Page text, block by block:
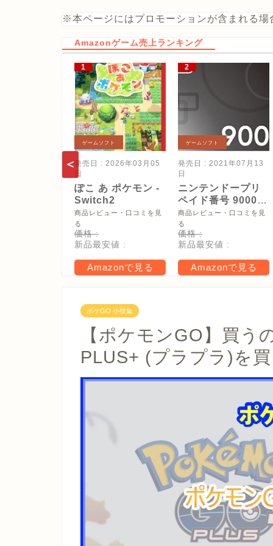
※本ページにはプロモーションが含まれる場
Amazonゲーム売上ランキング
ゲームソフト
発売日 : 2026年03月05
日
ぽこ あ ポケモン -
Switch2
商品レビュー・口コミを見
る
価格 :
新品最安値 :
Amazonで見る
ゲームソフト
発売日 : 2021年07月13
日
ニンテンドープリ
ペイド番号 9000
円|オンラインコー
ド版
商品レビュー・口コミを見
る
価格 :
新品最安値 :
Amazonで見る
ポケGO 小技集
【ポケモンGO】買う
PLUS+ (プラプラ)を